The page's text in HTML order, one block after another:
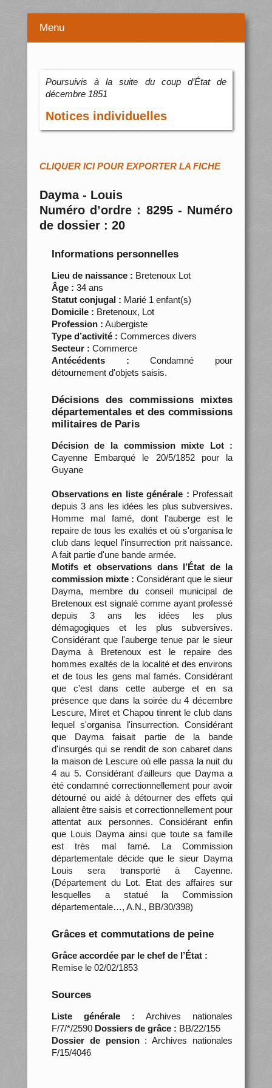
Menu
Poursuivis à la suite du coup d’État de
décembre 1851
Notices individuelles
CLIQUER ICI POUR EXPORTER LA FICHE
Dayma - Louis
Numéro d’ordre : 8295 - Numéro
de dossier : 20
Informations personnelles
Lieu de naissance : Bretenoux Lot
Âge : 34 ans
Statut conjugal : Marié 1 enfant(s)
Domicile : Bretenoux, Lot
Profession : Aubergiste
Type d’activité : Commerces divers
Secteur : Commerce
Antécédents : Condamné pour
détournement d'objets saisis.
Décisions des commissions mixtes
départementales et des commissions
militaires de Paris
Décision de la commission mixte Lot :
Cayenne Embarqué le 20/5/1852 pour la
Guyane
Observations en liste générale : Professait
depuis 3 ans les idées les plus subversives.
Homme mal famé, dont l'auberge est le
repaire de tous les exaltés et où s'organisa le
club dans lequel l'insurrection prit naissance.
A fait partie d'une bande armée.
Motifs et observations dans l’État de la
commission mixte : Considérant que le sieur
Dayma, membre du conseil municipal de
Bretenoux est signalé comme ayant professé
depuis 3 ans les idées les plus
démagogiques et les plus subversives.
Considérant que l'auberge tenue par le sieur
Dayma à Bretenoux est le repaire des
hommes exaltés de la localité et des environs
et de tous les gens mal famés. Considérant
que c'est dans cette auberge et en sa
présence que dans la soirée du 4 décembre
Lescure, Miret et Chapou tinrent le club dans
lequel s'organisa l'insurrection. Considérant
que Dayma faisait partie de la bande
d'insurgés qui se rendit de son cabaret dans
la maison de Lescure où elle passa la nuit du
4 au 5. Considérant d'ailleurs que Dayma a
été condamné correctionnellement pour avoir
détourné ou aidé à détourner des effets qui
allaient être saisis et correctionnellement pour
attentat aux personnes. Considérant enfin
que Louis Dayma ainsi que toute sa famille
est très mal famé. La Commission
départementale décide que le sieur Dayma
Louis sera transporté à Cayenne.
(Département du Lot. Etat des affaires sur
lesquelles a statué la Commission
départementale…, A.N., BB/30/398)
Grâces et commutations de peine
Grâce accordée par le chef de l’État :
Remise le 02/02/1853
Sources
Liste générale : Archives nationales
F/7/*/2590 Dossiers de grâce : BB/22/155
Dossier de pension: Archives nationales
F/15/4046